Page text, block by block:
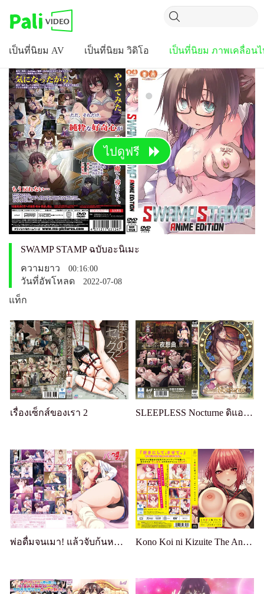
เป็นที่นิยม AV เป็นที่นิยม วิดิโอ เป็นที่นิยม ภาพเคลื่อน
ไปดูฟรี
SWAMP STAMP ฉบับอะนิเมะ
ความยาว
00:16:00
วันที่อัพโหลด 2022-07-08
แท็ก
เรื่องเซ็กส์ของเรา 2 SLEEPLESS Nocturne ดิแอนิเมชั่น เล่ม 1
พ่อดื่มจนเมา! แล้วจับก้นหนูเป็นตัวประกัน Kono Koi ni Kizuite The Animation โคโน โคอิ นิ คิสึอิเตะ